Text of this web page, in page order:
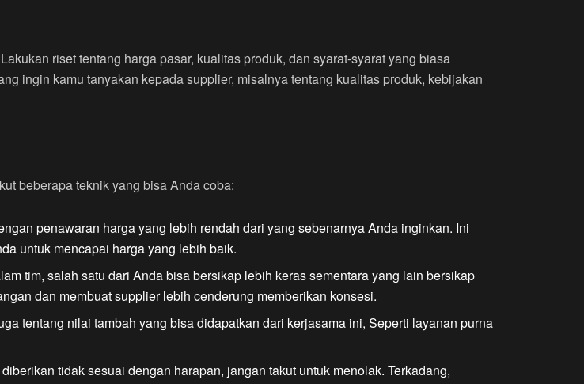
riset tentang harga pasar, kualitas produk, dan syarat-syarat yang biasa
ingin kamu tanyakan kepada supplier, misalnya tentang kualitas produk, kebijakan
beberapa teknik yang bisa Anda coba:
penawaran harga yang lebih rendah dari yang sebenarnya Anda inginkan. Ini
untuk mencapai harga yang lebih baik.
tim, salah satu dari Anda bisa bersikap lebih keras sementara yang lain bersikap
dan membuat supplier lebih cenderung memberikan konsesi.
tentang nilai tambah yang bisa didapatkan dari kerjasama ini, Seperti layanan purna
tidak sesuai dengan harapan, jangan takut untuk menolak. Terkadang,